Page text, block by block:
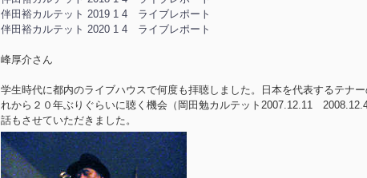
伴田裕カルテット 2019 1 4 ライブレポート
伴田裕カルテット 2020 1 4 ライブレポート
峰厚介さん
学生時代に都内のライブハウスで何度も拝聴しました。日本を代表するテナ
れから２０年ぶりぐらいに聴く機会（岡田勉カルテット2007.12.11
話もさせていただきました。